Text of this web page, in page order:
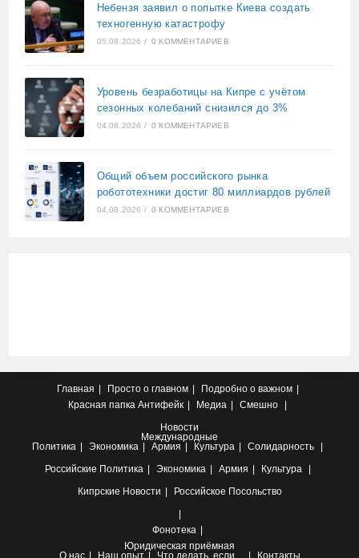
Небензя заявил о попытке Киева создать
техногенную катастрофу
05.08.2026 / 0 КОММЕНТАРИЕВ
Уровень безработицы на Кипре с учётом
сезонных колебаний снизился до 3%
04.08.2026 / 0 КОММЕНТАРИЕВ
Общий объем российского рынка
робототехники достиг 80 миллиардов рублей
04.08.2026 / 0 КОММЕНТАРИЕВ
Главная Просто о главном
Подробно о важном
Красная папка Антифейк Медиа
Смешно
Новости
Международные
Политика
Экономика Армия Культура
Солидарность
Российские Политика Экономика Армия
Культура
Кипрские Новости Российское Посольство
Фонотека
Юридическая приёмная
О нас
Наш опыт Что делать, если… Контакты